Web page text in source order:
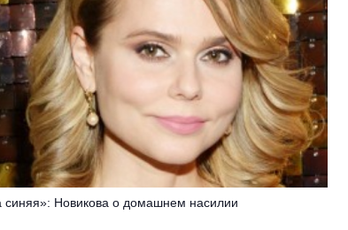
Новикова о домашнем насилии